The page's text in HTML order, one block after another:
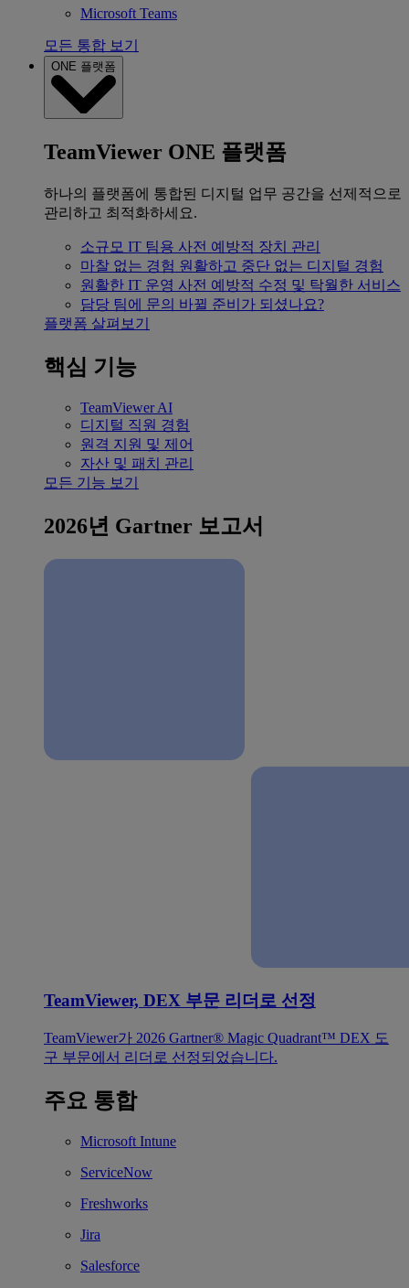
Microsoft Teams
모든 통합 보기
ONE 플랫폼
TeamViewer ONE 플랫폼
하나의 플랫폼에 통합된 디지털 업무 공간을 선제적으로
관리하고 최적화하세요.
소규모 IT 팀용 사전 예방적 장치 관리
마찰 없는 경험 원활하고 중단 없는 디지털 경험
원활한 IT 운영 사전 예방적 수정 및 탁월한 서비스
담당 팀에 문의 바뀔 준비가 되셨나요?
플랫폼 살펴보기
핵심 기능
TeamViewer AI
디지털 직원 경험
원격 지원 및 제어
자산 및 패치 관리
모든 기능 보기
2026년 Gartner 보고서
TeamViewer, DEX 부문 리더로 선정
TeamViewer가 2026 Gartner® Magic Quadrant™ DEX 도
구 부문에서 리더로 선정되었습니다.
주요 통합
Microsoft Intune
ServiceNow
Freshworks
Jira
Salesforce